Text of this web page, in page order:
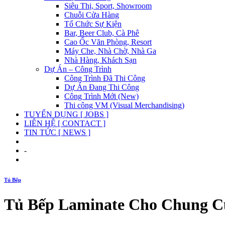
Siêu Thị, Sport, Showroom
Chuỗi Cửa Hàng
Tổ Chức Sự Kiện
Bar, Beer Club, Cà Phê
Cao Ốc Văn Phòng, Resort
Máy Che, Nhà Chờ, Nhà Ga
Nhà Hàng, Khách Sạn
Dự Án – Công Trình
Công Trình Đã Thi Công
Dự Án Đang Thi Công
Công Trình Mới (New)
Thi công VM (Visual Merchandising)
TUYỂN DỤNG [ JOBS ]
LIÊN HỆ [ CONTACT ]
TIN TỨC [ NEWS ]
-
Tủ Bếp
Tủ Bếp Laminate Cho Chung